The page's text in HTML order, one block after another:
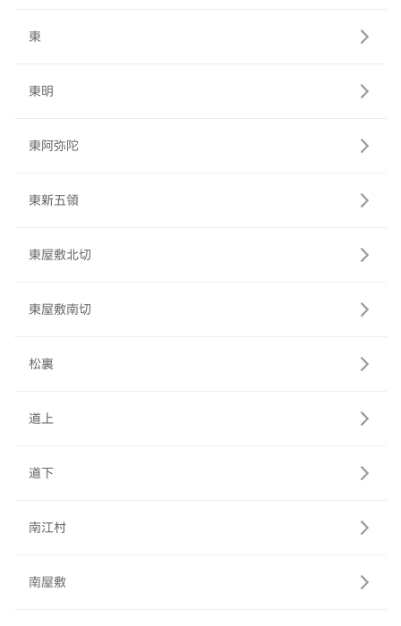
東
東明
東阿弥陀
東新五領
東屋敷北切
東屋敷南切
松裏
道上
道下
南江村
南屋敷